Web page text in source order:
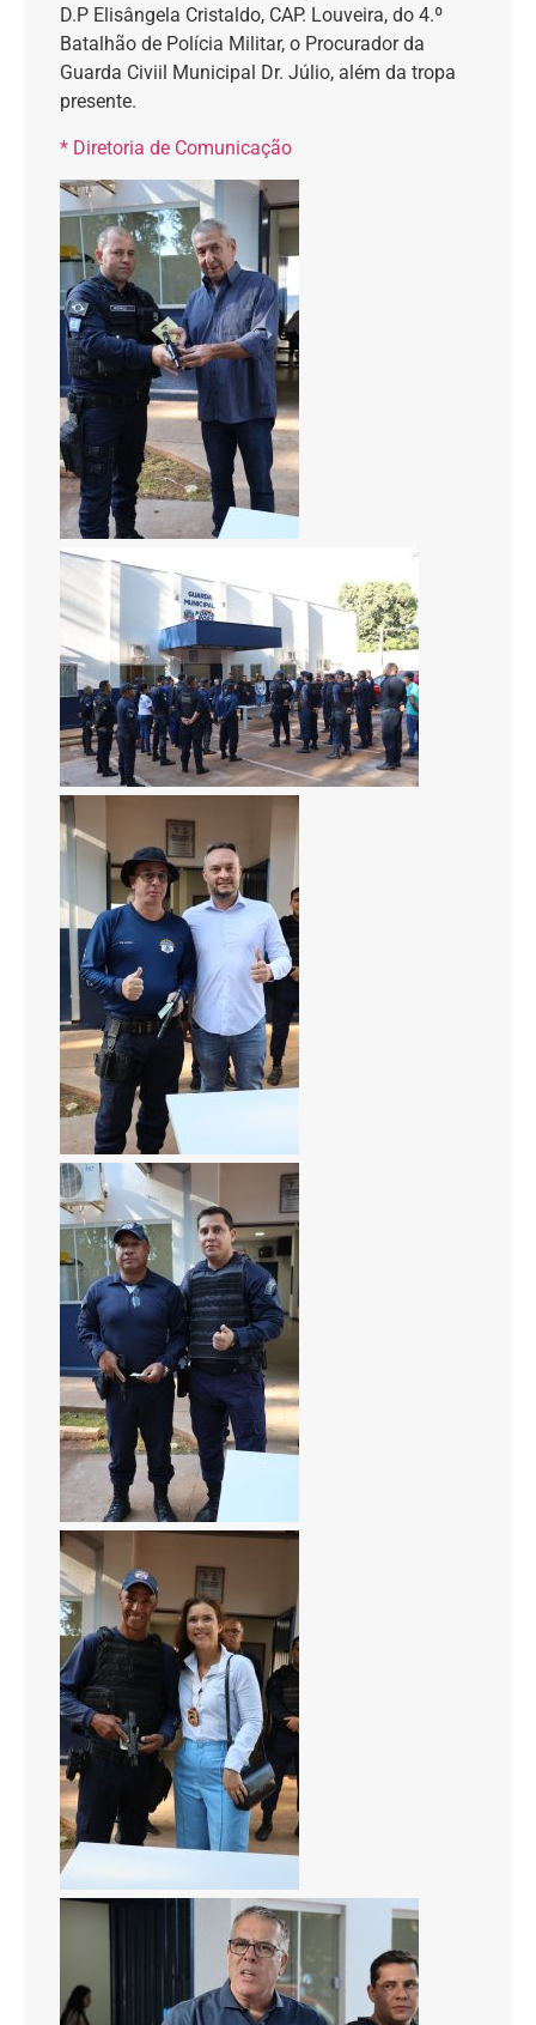
D.P Elisângela Cristaldo, CAP. Louveira, do 4.º
Batalhão de Polícia Militar, o Procurador da
Guarda Civiil Municipal Dr. Júlio, além da tropa
presente.
* Diretoria de Comunicação